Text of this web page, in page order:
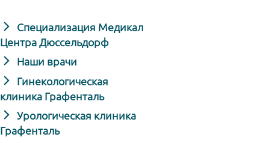
Специализация Медикал
Центра Дюссельдорф
Наши врачи
Гинекологическая
клиника Графенталь
Урологическая клиника
Графенталь